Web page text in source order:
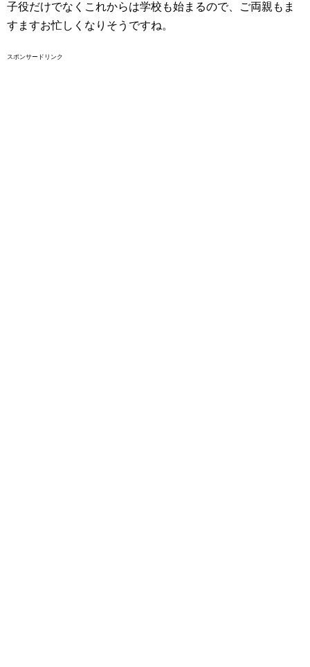
子役だけでなくこれからは学校も始まるので、ご両親もま
すますお忙しくなりそうですね。
スポンサードリンク